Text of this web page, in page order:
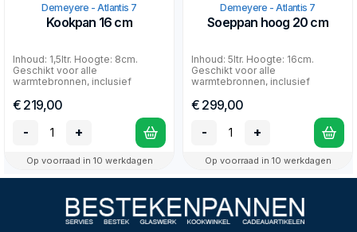
Demeyere - Atlantis 7
Kookpan 16 cm
Inhoud: 1,5ltr. Hoogte: 8cm.
Geschikt voor alle
warmtebronnen, inclusief
€ 219,00
-
+
Op voorraad in 10 werkdagen
Demeyere - Atlantis 7
Soeppan hoog 20 cm
Inhoud: 5ltr. Hoogte: 16cm.
Geschikt voor alle
warmtebronnen, inclusief
fabriek...
€ 299,00
-
+
Op voorraad in 10 werkdagen